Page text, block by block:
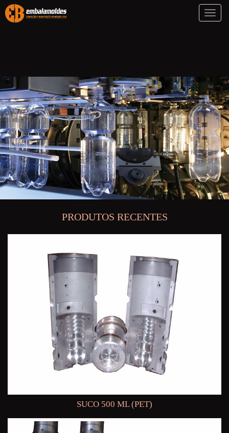
Toggle
PRODUTOS RECENTES
SUCO 500 ML (PET)